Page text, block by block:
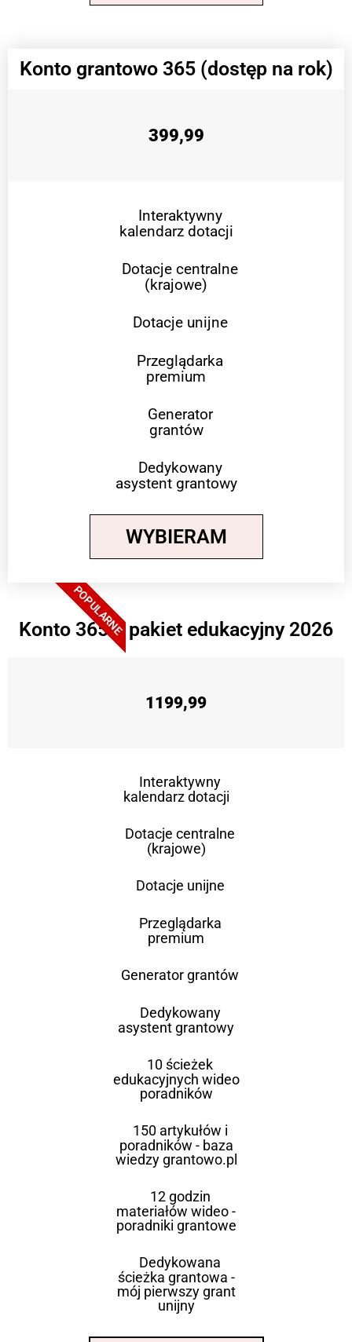
Konto grantowo 365 (dostęp na rok)
399,99
Interaktywny
kalendarz dotacji
Dotacje centralne
(krajowe)
Dotacje unijne
Przeglądarka
premium
Generator
grantów
Dedykowany
asystent grantowy
WYBIERAM
POPULARNE
Konto 365 + pakiet edukacyjny 2026
1199,99
Interaktywny
kalendarz dotacji
Dotacje centralne
(krajowe)
Dotacje unijne
Przeglądarka
premium
Generator grantów
Dedykowany
asystent grantowy
10 ścieżek
edukacyjnych wideo
poradników
150 artykułów i
poradników - baza
wiedzy grantowo.pl
12 godzin
materiałów wideo -
poradniki grantowe
Dedykowana
ścieżka grantowa -
mój pierwszy grant
unijny